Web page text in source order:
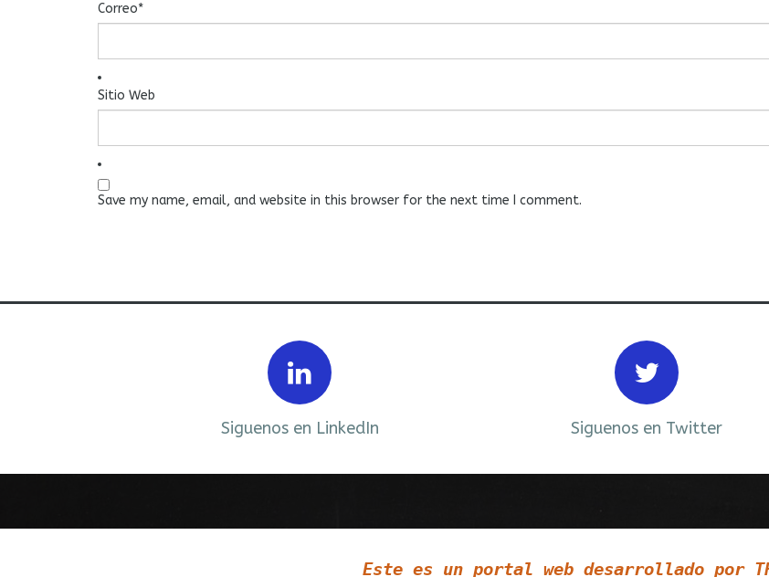
Correo*
Sitio Web
Save my name, email, and website in this browser for the next time I comment.
Siguenos en LinkedIn Siguenos en Twitter
Este es un portal web desarrollado por